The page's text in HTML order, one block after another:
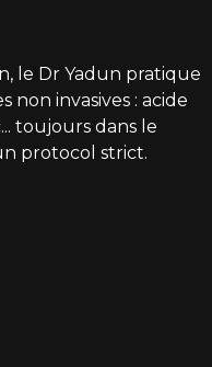
le Dr Yadun pratique
non invasives : acide
toujours dans le
protocol strict.